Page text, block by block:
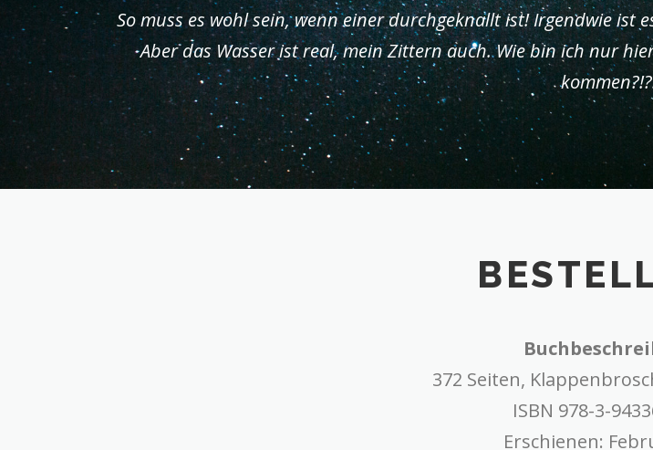
So muss es wohl sein, wenn einer durchgeknallt ist! Irgendwie ist
Aber das Wasser ist real, mein Zittern auch. Wie bin ich nur
372 Seiten,
ISBN 978-3-
Erschienen: